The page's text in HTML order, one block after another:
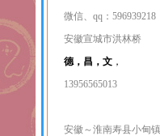
微信、qq：596939218
安徽宣城市洪林桥
德，昌，文 ，
13956565013
安徽～淮南寿县小甸